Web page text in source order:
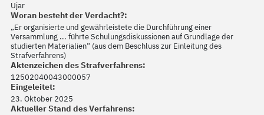
Ujar
Woran besteht der Verdacht?:
„Er organisierte und gewährleistete die Durchführung einer
Versammlung ... führte Schulungsdiskussionen auf Grundlage der
studierten Materialien“ (aus dem Beschluss zur Einleitung des
Strafverfahrens)
Aktenzeichen des Strafverfahrens:
12502040043000057
Eingeleitet:
23. Oktober 2025
Aktueller Stand des Verfahrens: